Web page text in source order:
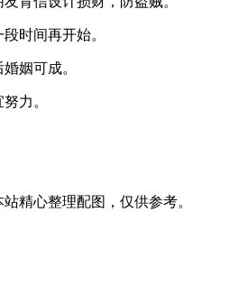
时间再开始。
姻可成。
力。
精心整理配图，仅供参考。